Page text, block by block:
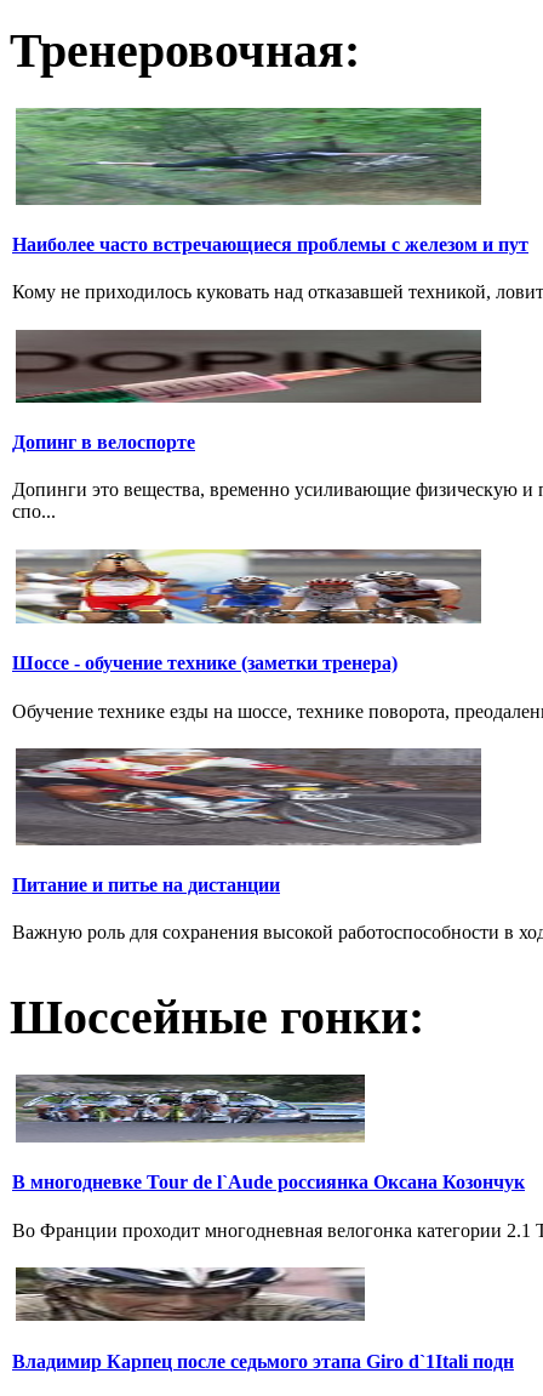
Тренеровочная:
Наиболее часто встречающиеся проблемы с железом и пут
Кому не приходилось куковать над отказавшей техникой,
Допинг в велоспорте
Допинги это вещества, временно усиливающие физическую и
спо...
Шоссе - обучение технике (заметки тренера)
Обучение технике езды на шоссе, технике поворота,
Питание и питье на дистанции
Важную роль для сохранения высокой работоспособности в
Шоссейные гонки:
В многодневке Tour de l`Aude россиянка Оксана Козончук
Во Франции проходит многодневная велогонка категории
Владимир Карпец после седьмого этапа Giro d`1Itali подн